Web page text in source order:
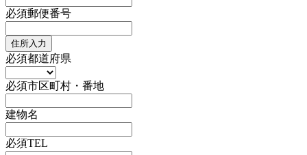
必須郵便番号
住所入力
必須都道府県
必須市区町村・番地
建物名
必須TEL